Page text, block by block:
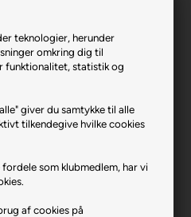
teknologier, herunder
omkring dig til
funktionalitet, statistik og
giver du samtykke til alle
tilkendegive hvilke cookies
som klubmedlem, har vi
af cookies på
Bluebird
98
3,3